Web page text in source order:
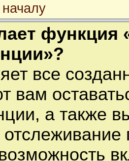
функция
все
вам
а также